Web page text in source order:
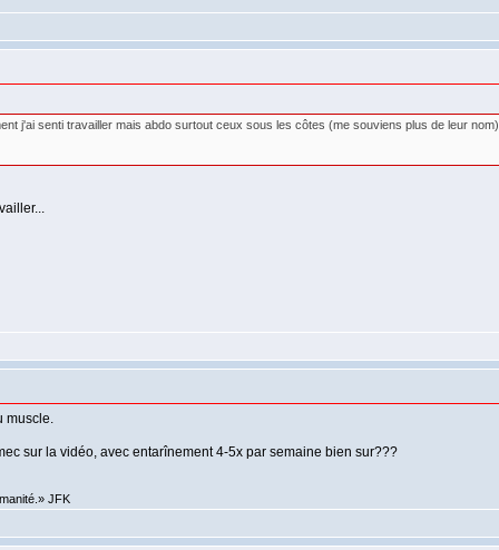
j'ai senti travailler mais abdo surtout ceux sous les côtes (me souviens plus de leur nom).
muscle.
sur la vidéo, avec entarînement 4-5x par semaine bien sur???
JFK